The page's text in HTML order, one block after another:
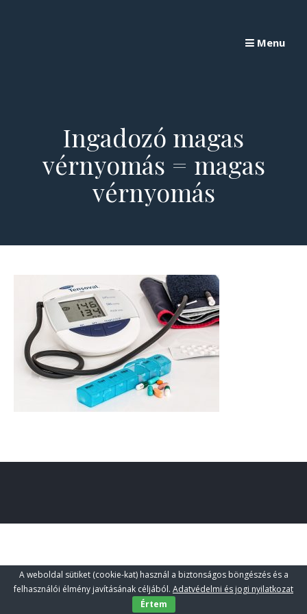
Menu
Ingadozó magas
vérnyomás = magas
vérnyomás
A weboldal sütiket (cookie-kat) használ a biztonságos böngészés és a
felhasználói élmény javításának céljából. Adatvédelmi és jogi nyilatkozat
Értem